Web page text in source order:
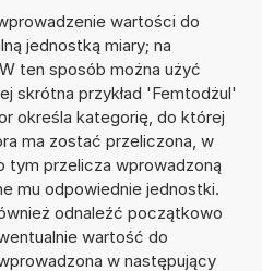
wartości do
jednostką miary; na
ten sposób można użyć
skrótna przykład 'Femtodżul'
określa kategorię, do której
ma zostać przeliczona, w
tym przelicza wprowadzoną
mu odpowiednie jednostki.
odnaleźć początkowo
wartość do
w następujący